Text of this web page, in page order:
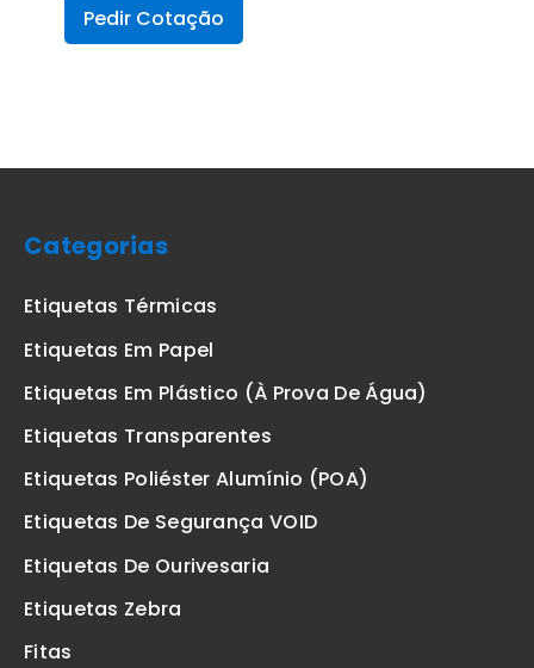
Pedir Cotação
Categorias
Etiquetas Térmicas
Etiquetas Em Papel
Etiquetas Em Plástico (à Prova De Água)
Etiquetas Transparentes
Etiquetas Poliéster Alumínio (POA)
Etiquetas De Segurança VOID
Etiquetas De Ourivesaria
Etiquetas Zebra
Fitas